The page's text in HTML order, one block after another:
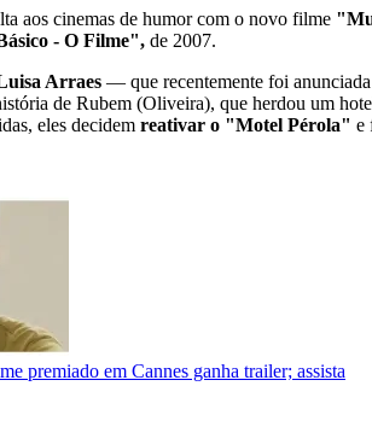
aos cinemas de humor com o novo filme
- O Filme", de 2007.
Arraes — que recentemente foi
de Rubem (Oliveira), que herdou um
eles decidem reativar o "Motel Pérola" e
premiado em Cannes ganha trailer; assista